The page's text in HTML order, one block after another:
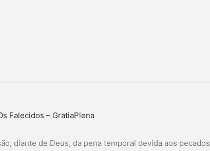
Falecidos – GratiaPlena
diante de Deus, da pena temporal devida aos pecados